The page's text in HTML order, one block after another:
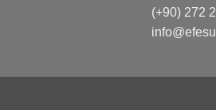
(+90) 272